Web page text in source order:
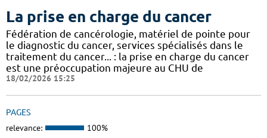
La prise en charge du cancer
Fédération de cancérologie, matériel de pointe pour
le diagnostic du cancer, services spécialisés dans le
traitement du cancer... : la prise en charge du cancer
est une préoccupation majeure au CHU de
18/02/2026 15:25
PAGES
relevance: 100%